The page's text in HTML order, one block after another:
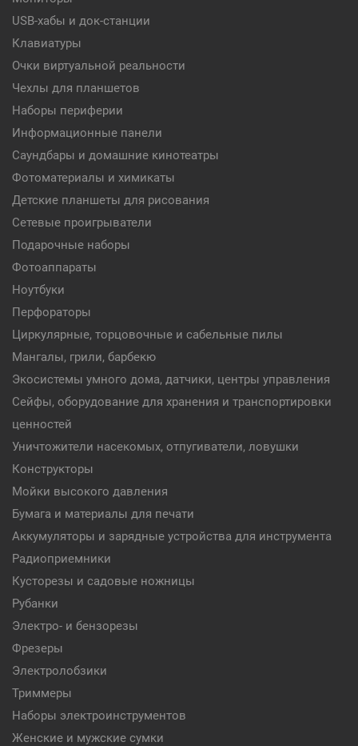
USB-хабы и док-станции
Клавиатуры
Очки виртуальной реальности
Чехлы для планшетов
Наборы периферии
Информационные панели
Саундбары и домашние кинотеатры
Фотоматериалы и химикаты
Детские планшеты для рисования
Сетевые проигрыватели
Подарочные наборы
Фотоаппараты
Ноутбуки
Перфораторы
Циркулярные, торцовочные и сабельные пилы
Мангалы, грили, барбекю
Экосистемы умного дома, датчики, центры управления
Сейфы, оборудование для хранения и транспортировки
ценностей
Уничтожители насекомых, отпугиватели, ловушки
Конструкторы
Мойки высокого давления
Бумага и материалы для печати
Аккумуляторы и зарядные устройства для инструмента
Радиоприемники
Кусторезы и садовые ножницы
Рубанки
Электро- и бензорезы
Фрезеры
Электролобзики
Триммеры
Наборы электроинструментов
Женские и мужские сумки